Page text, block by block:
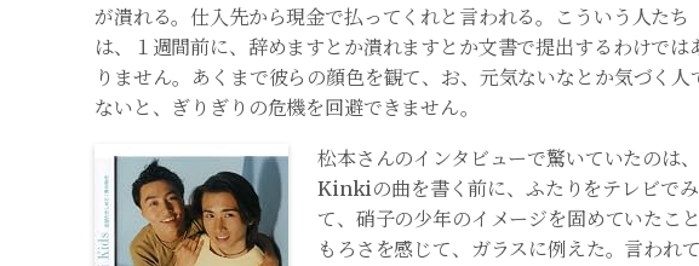
が潰れる。仕入先から現金で払ってくれと言われる。こういう人たち
は、１週間前に、辞めますとか潰れますとか文書で提出するわけでは
りません。あくまで彼らの顔色を観て、お、元気ないなとか気づく人
ないと、ぎりぎりの危機を回避できません。
松本さんのインタビューで驚いていたのは、
Kinkiの曲を書く前に、ふたりをテレビでみ
て、硝子の少年のイメージを固めていたこ
もろさを感じて、ガラスに例えた。言われ